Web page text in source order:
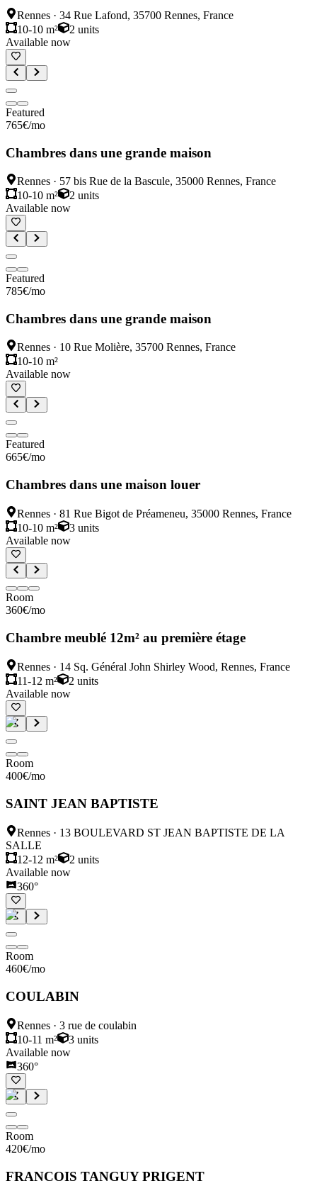
Rennes · 34 Rue Lafond, 35700 Rennes, France
10-10 m²
2 units
Available now
Featured
765€/mo
Chambres dans une grande maison
Rennes · 57 bis Rue de la Bascule, 35000 Rennes, France
10-10 m²
2 units
Available now
Featured
785€/mo
Chambres dans une grande maison
Rennes · 10 Rue Molière, 35700 Rennes, France
10-10 m²
Available now
Featured
665€/mo
Chambres dans une maison louer
Rennes · 81 Rue Bigot de Préameneu, 35000 Rennes, France
10-10 m²
3 units
Available now
Room
360€/mo
Chambre meublé 12m² au première étage
Rennes · 14 Sq. Général John Shirley Wood, Rennes, France
11-12 m²
2 units
Available now
Room
400€/mo
SAINT JEAN BAPTISTE
Rennes · 13 BOULEVARD ST JEAN BAPTISTE DE LA
SALLE
12-12 m²
2 units
Available now
360°
Room
460€/mo
COULABIN
Rennes · 3 rue de coulabin
10-11 m²
3 units
Available now
360°
Room
420€/mo
FRANCOIS TANGUY PRIGENT